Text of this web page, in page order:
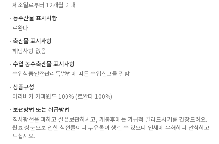
제조일로부터 12개월 이내
ㆍ농수산물 표시사항
르완다
ㆍ축산물 표시사항
해당사항 없음
ㆍ수입 농수축산물 표시사항
수입식품안전관리특별법에 따른 수입신고를 필함
ㆍ상품구성
아라비카 커피원두 100% (르완다 100%)
ㆍ보관방법 또는 취급방법
직사광선을 피하고 실온보관하시고, 개봉후에는 가급적 빨리드시기를 권장드려요.
원료 성분으로 인한 침전물이나 부유물이 생길 수 있으나 인체에 무해하니 안심하고
드십시오.